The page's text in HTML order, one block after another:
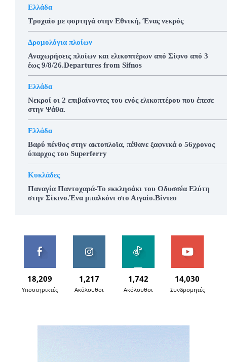
Ελλάδα
Τροχαίο με φορτηγά στην Εθνική, Ένας νεκρός
Δρομολόγια πλοίων
Αναχωρήσεις πλοίων και ελικοπτέρων από Σίφνο από 3
έως 9/8/26.Departures from Sifnos
Ελλάδα
Νεκροί οι 2 επιβαίνοντες του ενός ελικοπτέρου που έπεσε
στην Ψάθα.
Ελλάδα
Βαρύ πένθος στην ακτοπλοϊα, πέθανε ξαφνικά ο 56χρονος
ύπαρχος του Superferry
Κυκλάδες
Παναγία Παντοχαρά-Το εκκλησάκι του Οδυσσέα Ελύτη
στην Σίκινο.Ένα μπαλκόνι στο Αιγαίο.Βίντεο
18,209
Υποστηρικτές
1,217
Ακόλουθοι
1,742
Ακόλουθοι
14,030
Συνδρομητές